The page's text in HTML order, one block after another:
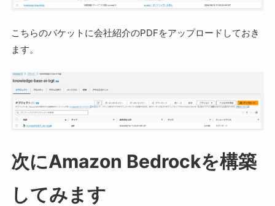
こちらのバケットに会社紹介のPDFをアップロードしておき
ます。
次にAmazon Bedrockを構築
してみます